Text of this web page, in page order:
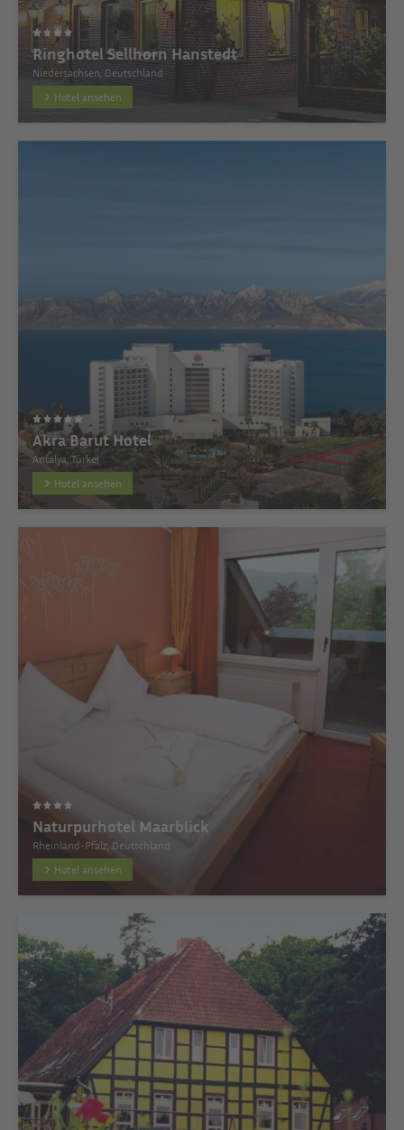
Ringhotel Sellhorn Hanstedt
Niedersachsen, Deutschland
Hotel ansehen
Akra Barut Hotel
Antalya, Türkei
Hotel ansehen
Naturpurhotel Maarblick
Rheinland-Pfalz, Deutschland
Hotel ansehen